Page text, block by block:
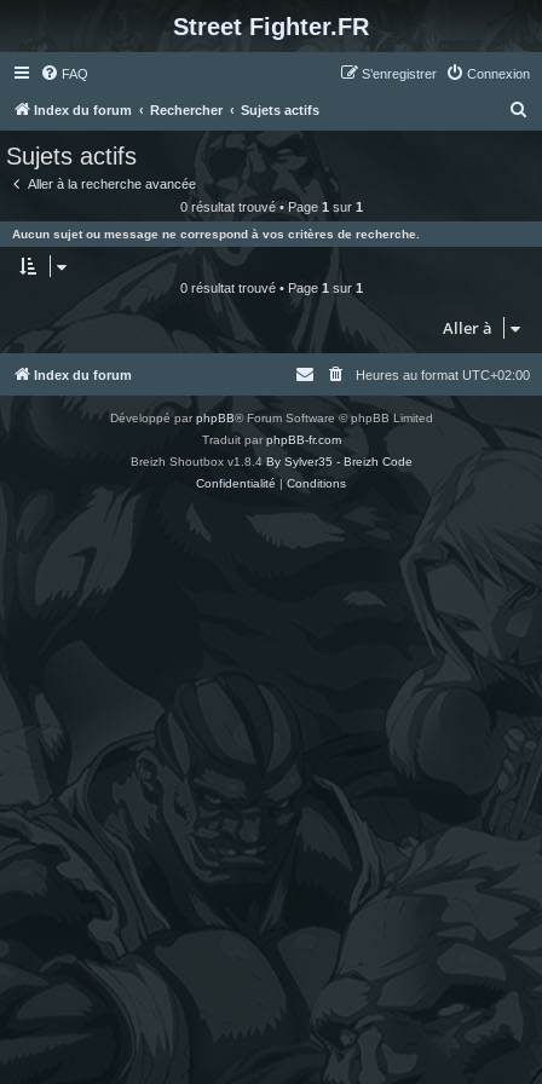
Street Fighter.FR
FAQ Connexion
S’enregistrer
Index du forum Rechercher Sujets actifs
e
r
Sujets actifs
Aller à la recherche avancée
0 résultat trouvé • Page 1 sur 1
Aucun sujet ou message ne correspond à vos critères de recherche.
0 résultat trouvé • Page 1 sur 1
Aller à
Index du forum Heures au format UTC+02:00
Développé parphpBB® Forum Software © phpBB Limited
Traduit parphpBB-fr.com
Breizh Shoutbox v1.8.4 By Sylver35 - Breizh Code
Confidentialité | Conditions